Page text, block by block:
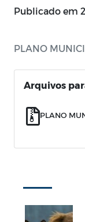
Publicado em
PLANO
Arquivos
PLANO